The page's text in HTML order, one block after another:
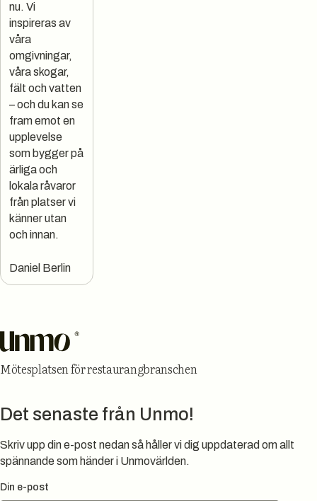
nu. Vi
inspireras av
våra
omgivningar,
våra skogar,
fält och vatten
– och du kan se
fram emot en
upplevelse
som bygger på
ärliga och
lokala råvaror
från platser vi
känner utan
och innan.
Daniel Berlin
Mötesplatsen för restaurangbranschen
Det senaste från Unmo!
Skriv upp din e-post nedan så håller vi dig uppdaterad om allt
spännande som händer i Unmovärlden.
Din e-post